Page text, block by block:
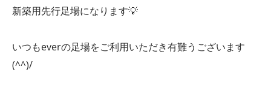
新築用先行足場になります💡
いつもeverの足場をご利用いただき有難うございます
(^^)/